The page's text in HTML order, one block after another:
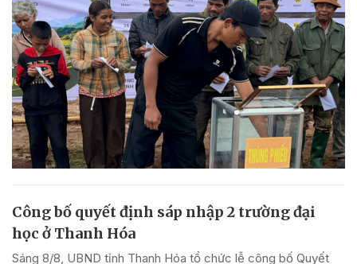
Công bố quyết định sáp nhập 2 trường đại
học ở Thanh Hóa
Sáng 8/8, UBND tỉnh Thanh Hóa tổ chức lễ công bố Quyết